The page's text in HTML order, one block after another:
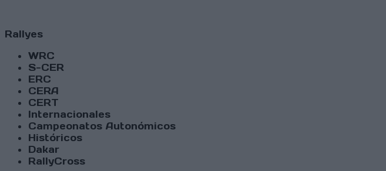
Rallyes
WRC
S-CER
ERC
CERA
CERT
Internacionales
Campeonatos Autonómicos
Históricos
Dakar
RallyCross